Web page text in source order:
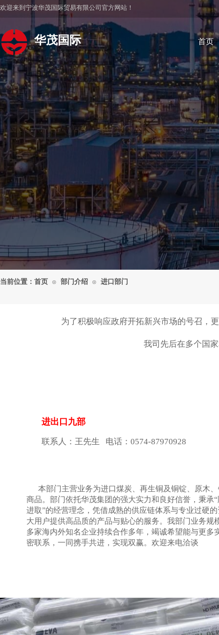
欢迎来到宁波华茂国际贸易有限公司官方网站！
华茂国际 首页
当前位置： 首页 ⊙ 部门介绍 ⊙ 进口部门
为了积极响应政府开拓新兴市场的号召，
我司先后在多个国
本部门主营业务为进口煤炭、再生铜及铜锭、原木、
商品。部门依托华茂集团的强大实力和良好信誉，秉承
进取”的经营理念，凭借成熟的供应链体系与专业过硬
大用户提供高品质的产品与贴心的服务。我部门业务规
多家海内外知名企业持续合作多年，竭诚希望能与更多
密联系，一同携手共进，实现双赢。欢迎来电洽谈
进出口九部
联系人：王先生 电话：0574-87970928